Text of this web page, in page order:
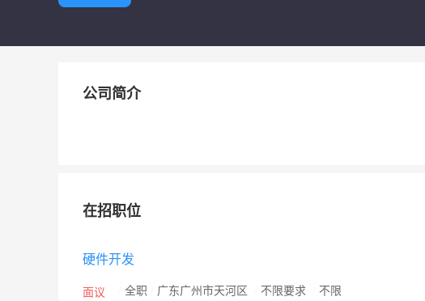
公司简介
在招职位
硬件开发
面议 全职 广东广州市天河区 不限要求 不限